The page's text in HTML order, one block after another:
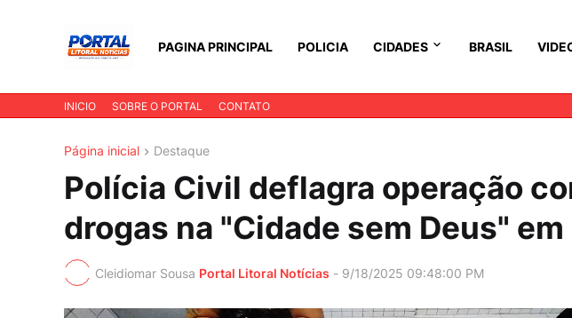
PAGINA PRINCIPAL POLICIA CIDADES BRASIL
INICIO SOBRE O PORTAL CONTATO
Página inicial Destaque
Polícia Civil deflagra operação
drogas na "Cidade sem Deus"
Cleidiomar Sousa Portal Litoral Notícias - 9/18/2025 09:48:00 PM